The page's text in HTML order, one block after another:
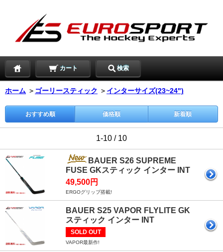
カート 検索
ホーム ＞ ゴーリースティック ＞ インターサイズ(23~24")
おすすめ順 価格順 新着順
1-10 / 10
BAUER S26 SUPREME
FUSE GKスティック インター INT
49,500円
ERGOグリップ搭載!
BAUER S25 VAPOR FLYLITE GK
スティック インター INT
SOLD OUT
VAPOR最新作!